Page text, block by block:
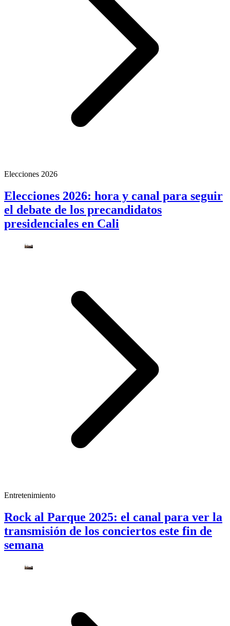
Elecciones 2026
Elecciones 2026: hora y canal para seguir
el debate de los precandidatos
presidenciales en Cali
Entretenimiento
Rock al Parque 2025: el canal para ver la
transmisión de los conciertos este fin de
semana